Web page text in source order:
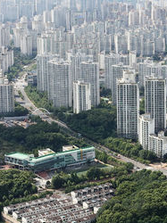
환…1.09% 오른 6365.07 개
미니버스 폭발.. 14명 부상,
39도 '폭염중대경보'
물들"과 대치로 남부 케슘섬
규제…파생제품 15% 관세,
금지 행정명령 서명
마감…나스닥 0.06%↓